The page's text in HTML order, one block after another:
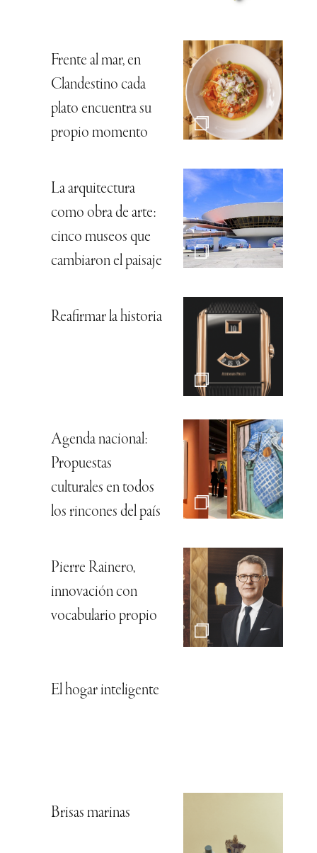
Frente al mar, en
Clandestino cada
plato encuentra su
propio momento
La arquitectura
como obra de arte:
cinco museos que
cambiaron el paisaje
Reafirmar la historia
Agenda nacional:
Propuestas
culturales en todos
los rincones del país
Pierre Rainero,
innovación con
vocabulario propio
El hogar inteligente
Brisas marinas